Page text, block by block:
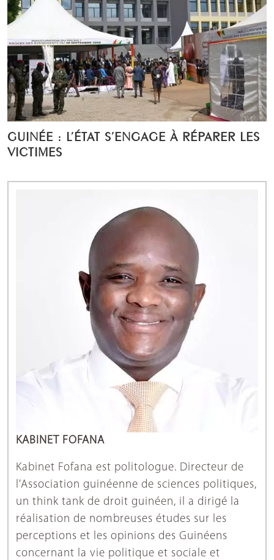
GUINÉE : L’ÉTAT S’ENGAGE À RÉPARER LES
VICTIMES
KABINET FOFANA
Kabinet Fofana est politologue. Directeur de
l'Association guinéenne de sciences politiques,
un think tank de droit guinéen, il a dirigé la
réalisation de nombreuses études sur les
perceptions et les opinions des Guinéens
concernant la vie politique et sociale et